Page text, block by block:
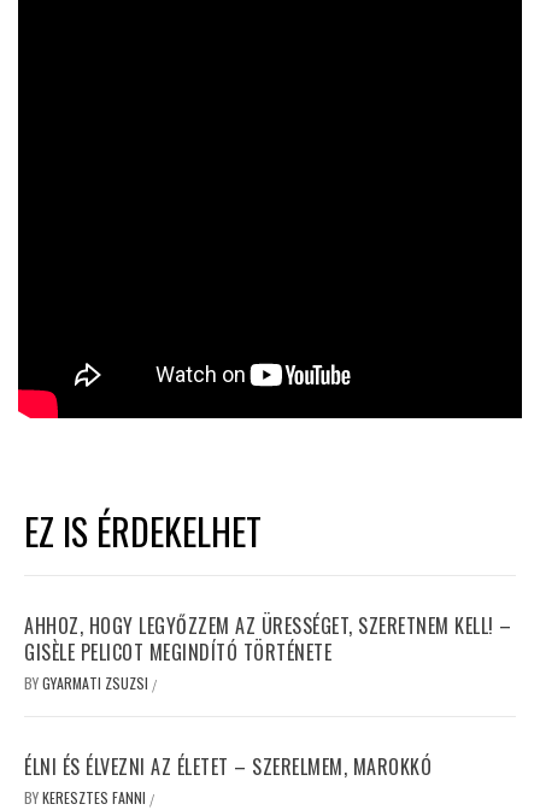
EZ IS ÉRDEKELHET
AHHOZ, HOGY LEGYŐZZEM AZ ÜRESSÉGET, SZERETNEM KELL! –
GISÈLE PELICOT MEGINDÍTÓ TÖRTÉNETE
BYGYARMATI ZSUZSI /
ÉLNI ÉS ÉLVEZNI AZ ÉLETET – SZERELMEM, MAROKKÓ
BYKERESZTES FANNI /